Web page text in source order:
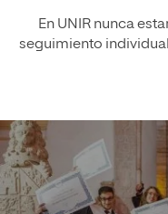
En UNIR nunca
seguimiento